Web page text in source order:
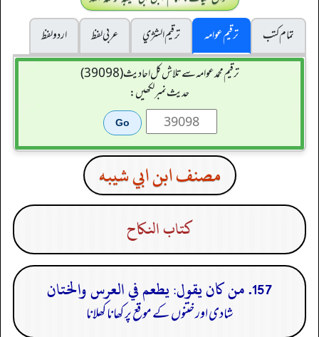
تمام کتب
ترقیم عوامہ ترقيم الشژي عربی لفظ
اردو لفظ
ترقیم محمدعوامہ سے تلاش کل احادیث (39098)
حدیث نمبر لکھیں:
مصنف ابن ابي شيبه
كتاب النكاح
157. من كان يقول: يطعم في العرس والختان
شادی اور ختنوں کے موقع پر کھانا کھلانا